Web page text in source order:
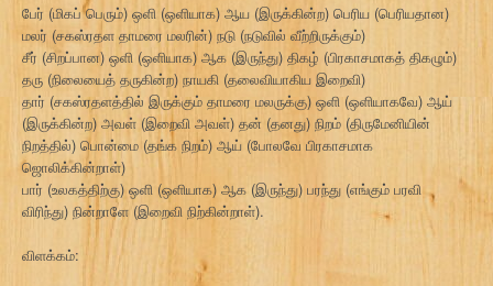
பேர் (மிகப் பெரும்) ஒளி (ஒளியாக) ஆய (இருக்கின்ற) பெரிய (பெரியதான)
மலர் (சகஸ்ரதள தாமரை மலரின்) நடு (நடுவில் வீற்றிருக்கும்)
சீர் (சிறப்பான) ஒளி (ஒளியாக) ஆக (இருந்து) திகழ் (பிரகாசமாகத் திகழும்)
தரு (நிலையைத் தருகின்ற) நாயகி (தலைவியாகிய இறைவி)
தார் (சகஸ்ரதளத்தில் இருக்கும் தாமரை மலருக்கு) ஒளி (ஒளியாகவே) ஆய்
(இருக்கின்ற) அவள் (இறைவி அவள்) தன் (தனது) நிறம் (திருமேனியின்
நிறத்தில்) பொன்மை (தங்க நிறம்) ஆய் (போலவே பிரகாசமாக
ஜொலிக்கின்றாள்)
பார் (உலகத்திற்கு) ஒளி (ஒளியாக) ஆக (இருந்து) பரந்து (எங்கும் பரவி
விரிந்து) நின்றாளே (இறைவி நிற்கின்றாள்).
விளக்கம்: